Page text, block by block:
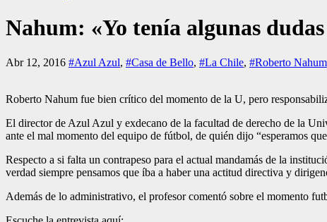
Nahum: «Yo tenía algunas
Abr 12, 2016 #Azul Azul, #Casa de Bello, #La Chile, #Roberto Nahum
Roberto Nahum fue bien crítico del momento de la U, pero
El director de Azul Azul y exdecano de la facultad de derecho de la
ante el mal momento del equipo de fútbol, de quién dijo “esperamos
Respecto a si falta un contrapeso para el actual mandamás de la
verdad siempre pensamos que íba a haber una actitud directiva y
Además de lo administrativo, el profesor comentó sobre el momento